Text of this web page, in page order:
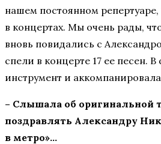
нашем постоянном
в концертах. Мы очень рады,
вновь повидались с
спели в концерте 17 ее песен.
инструмент и аккомпанировала
– Слышала об оригинальной
поздравлять Александру
в метро»…